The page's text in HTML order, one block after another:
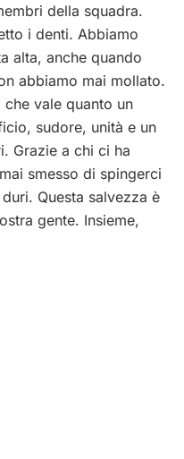
della squadra.
i denti. Abbiamo
alta, anche quando
abbiamo mai mollato.
vale quanto un
sudore, unità e un
Grazie a chi ci ha
smesso di spingerci
Questa salvezza è
gente. Insieme,